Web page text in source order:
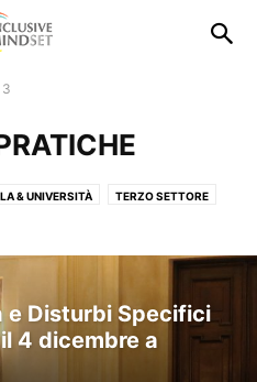
3
& UNIVERSITÀ TERZO SETTORE
e Disturbi Specifici
4 dicembre a